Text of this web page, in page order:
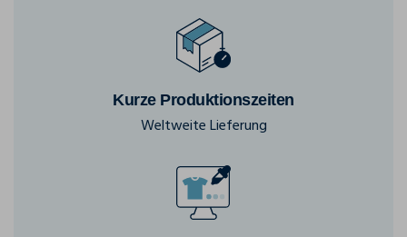
Kurze Produktionszeiten
Weltweite Lieferung